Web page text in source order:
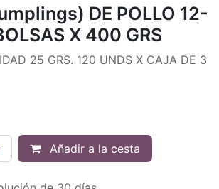
DE POLLO 12-
X 400 GRS
25 GRS. 120 UNDS X CAJA DE 3
Añadir a la cesta